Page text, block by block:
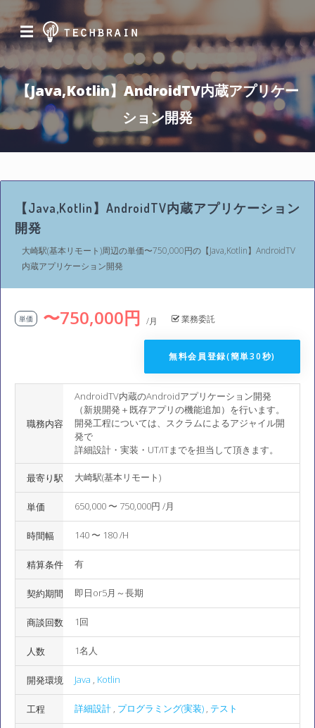
☰
【Java,Kotlin】AndroidTV内蔵アプリケー
ション開発
【Java,Kotlin】AndroidTV内蔵アプリケーション
開発
大崎駅(基本リモート)周辺の単価〜750,000円の【Java,Kotlin】AndroidTV
内蔵アプリケーション開発
単価 〜750,000円 /月 業務委託
無料会員登録(簡単30秒)
職務内容
AndroidTV内蔵のAndroidアプリケーション開発
（新規開発＋既存アプリの機能追加）を行います。
開発工程については、スクラムによるアジャイル開
発で
詳細設計・実装・UT/ITまでを担当して頂きます。
最寄り駅 大崎駅(基本リモート)
単価 650,000 〜 750,000円 /月
時間幅 140 〜 180 /H
精算条件 有
契約期間 即日or5月～長期
商談回数 1回
人数 1名人
開発環境 Java , Kotlin
工程 詳細設計 , プログラミング(実装) , テスト